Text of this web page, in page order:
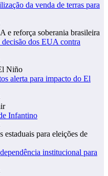
da venda de terras para
dos EUA contra
alerta para impacto do El
Infantino
institucional para